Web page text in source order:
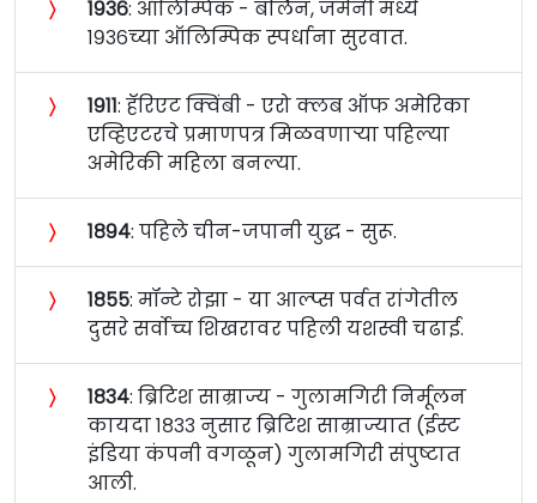
〉 १९३६: ऑलिम्पिक - बर्लिन, जर्मनी मध्ये
१९३६च्या ऑलिम्पिक स्पर्धाना सुरवात.
〉 १९११: हॅरिएट क्विंबी - एरो क्लब ऑफ अमेरिका
एव्हिएटरचे प्रमाणपत्र मिळवणाऱ्या पहिल्या
अमेरिकी महिला बनल्या.
〉 १८९४: पहिले चीन-जपानी युद्ध - सुरू.
〉 १८५५: मॉन्टे रोझा - या आल्प्स पर्वत रांगेतील
दुसरे सर्वोच्च शिखरावर पहिली यशस्वी चढाई.
〉 १८३४: ब्रिटिश साम्राज्य - गुलामगिरी निर्मूलन
कायदा १८३३ नुसार ब्रिटिश साम्राज्यात (ईस्ट
इंडिया कंपनी वगळून) गुलामगिरी संपुष्टात
आली.